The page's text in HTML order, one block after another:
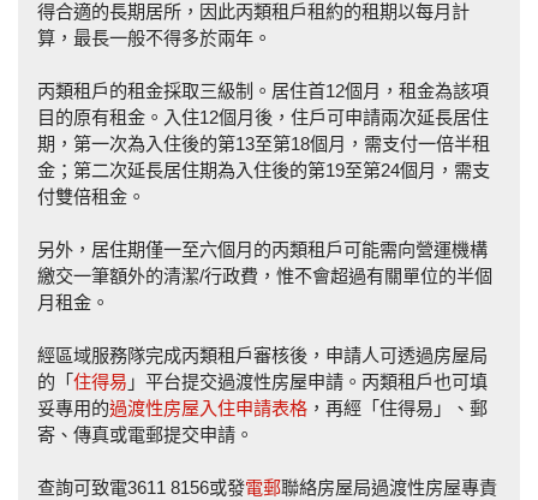
得合適的長期居所，因此丙類租戶租約的租期以每月計
算，最長一般不得多於兩年。
丙類租戶的租金採取三級制。居住首12個月，租金為該項
目的原有租金。入住12個月後，住戶可申請兩次延長居住
期，第一次為入住後的第13至第18個月，需支付一倍半租
金；第二次延長居住期為入住後的第19至第24個月，需支
付雙倍租金。
另外，居住期僅一至六個月的丙類租戶可能需向營運機構
繳交一筆額外的清潔/行政費，惟不會超過有關單位的半個
月租金。
經區域服務隊完成丙類租戶審核後，申請人可透過房屋局
的「 住得易 」平台提交過渡性房屋申請。丙類租戶也可填
妥專用的過渡性房屋入住申請表格 ，再經「住得易」、郵
寄、傳真或電郵提交申請。
查詢可致電3611 8156或發電郵聯絡房屋局過渡性房屋專責